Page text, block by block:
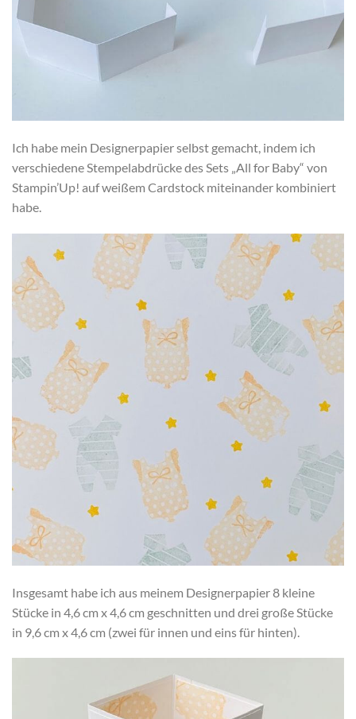
Ich habe mein Designerpapier selbst gemacht, indem ich
verschiedene Stempelabdrücke des Sets „All for Baby“ von
Stampin’Up! auf weißem Cardstock miteinander kombiniert
habe.
Insgesamt habe ich aus meinem Designerpapier 8 kleine
Stücke in 4,6 cm x 4,6 cm geschnitten und drei große Stücke
in 9,6 cm x 4,6 cm (zwei für innen und eins für hinten).